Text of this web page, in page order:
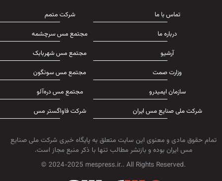
تماس با ما
درباره ما
آرشیو
وزارت صمت
سازمان ایمیدرو
شرکت ملی صنایع مس ایران
شرکت متمم
مجتمع مس سرچشمه
مجتمع مس شهربابک
مجتمع مس سونگون
مجتمع مس دره‌آلو
شرکت فاواگستر مس
تمام حقوق مادی و معنوی این سایت متعلق به پایگاه خبری شرکت ملی صنایع
مس ایران بوده و بازنشر مطالب تنها با ذکر منبع مجاز است.
© 2024-2025 mespress.ir.. All Rights Reserved.